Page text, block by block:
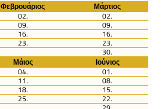
Φεβρουάριος
Μάρτιος
02. 02.
09. 09.
16. 16.
23. 23.
30.
Μάιος
Ιούνιος
04. 01.
11. 08.
18. 15.
25. 22.